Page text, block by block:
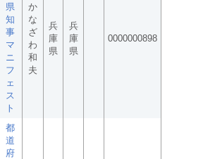
県
知
事
マ
ニ
フ
ェ
ス
ト
か
な
ざ
わ
和
夫
兵
庫
県
兵
庫
県
0000000898
都
道
府